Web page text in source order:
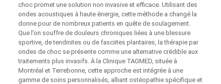
choc promet une solution non invasive et efficace. Utilisant des
ondes acoustiques à haute énergie, cette méthode a changé la
donne pour de nombreux patients en quête de soulagement.
Que l’on souffre de douleurs chroniques liées à une blessure
sportive, de tendinites ou de fasciites plantaires, la thérapie par
ondes de choc se présente comme une alternative crédible aux
traitements plus invasifs. À la Clinique TAGMED, située à
Montréal et Terrebonne, cette approche est intégrée à une
gamme de soins personnalisés, alliant ostéopathie spécifique et